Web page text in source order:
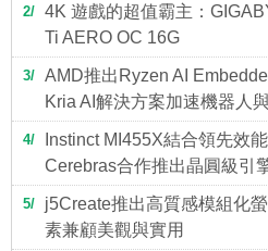
2
4K 遊戲的超值霸主：
Ti AERO OC 16G
3
AMD推出Ryzen AI
Kria AI解決方案加速機器人
4
Instinct MI455X結合領先效
Cerebras合作推出晶圓級引
5
j5Create推出高質感模組化
素兼顧美觀與實用